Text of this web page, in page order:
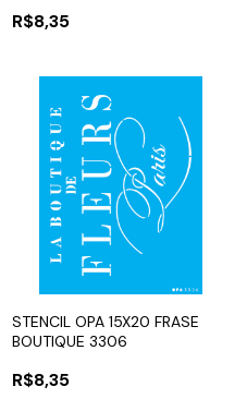
R$8,35
STENCIL OPA 15X20 FRASE
BOUTIQUE 3306
R$8,35